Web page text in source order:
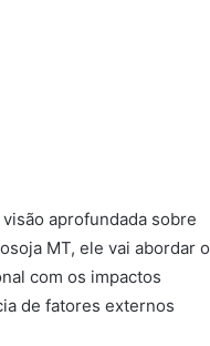
aprofundada sobre
MT, ele vai abordar o
com os impactos
de fatores externos